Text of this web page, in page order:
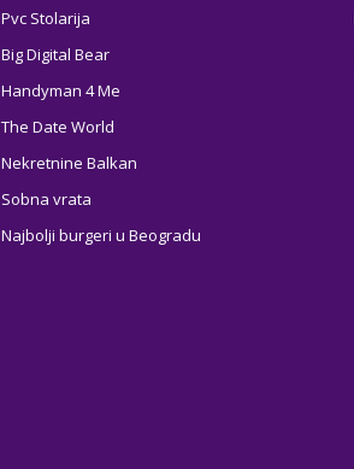
Pvc Stolarija
Big Digital Bear
Handyman 4 Me
The Date World
Nekretnine Balkan
Sobna vrata
Najbolji burgeri u Beogradu